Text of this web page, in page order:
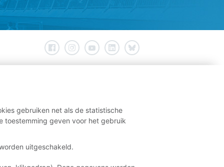
gebruiken net als de statistische
toestemming geven voor het gebruik
uitgeschakeld.